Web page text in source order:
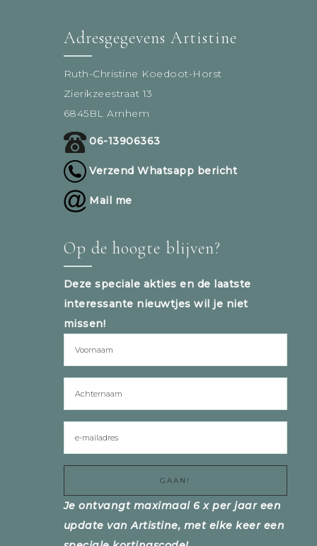
Adresgegevens Artistine
Ruth-Christine Koedoot-Horst
Zierikzeestraat 13
6845BL Arnhem
06-13906363
Verzend Whatsapp bericht
Mail me
Op de hoogte blijven?
Deze speciale akties en de laatste
interessante nieuwtjes wil je niet
missen!
Je ontvangt maximaal 6 x per jaar een
update van Artistine, met elke keer een